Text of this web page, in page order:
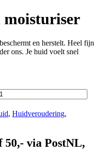
moisturiser
en herstelt. Heel fijn
ons. Je huid voelt snel
, Huidveroudering,
50,- via PostNL,